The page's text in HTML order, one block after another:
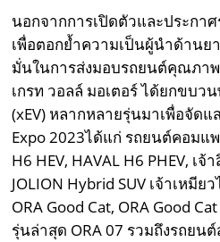
นอกจากการเปิดตัวและประกา
เพื่อตอกย้ำความเป็นผู้นำด้าน
มั่นในการส่งมอบรถยนต์คุณภา
เกรท วอลล์ มอเตอร์ ได้ยกขบว
(xEV) หลากหลายรุ่นมาเพื่อจัด
Expo 2023ได้แก่ รถยนต์คอมแ
H6 HEV, HAVAL H6 PHEV, เ
JOLION Hybrid SUV เจ้าเหมี
ORA Good Cat, ORA Good
รุ่นล่าสุด ORA 07 รวมถึงรถยน